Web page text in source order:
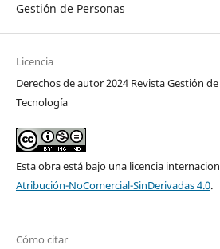
Gestión de Personas
Licencia
Derechos de autor 2024 Revista Gestión
Tecnología
Esta obra está bajo una licencia
Atribución-NoComercial-SinDerivadas 4.0.
Cómo citar